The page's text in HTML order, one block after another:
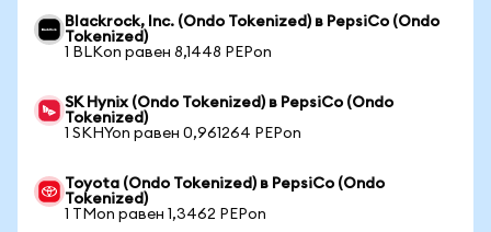
Blackrock, Inc. (Ondo Tokenized) в PepsiCo (Ondo
Tokenized)
1 BLKon равен 8,1448 PEPon
SK Hynix (Ondo Tokenized) в PepsiCo (Ondo
Tokenized)
1 SKHYon равен 0,961264 PEPon
Toyota (Ondo Tokenized) в PepsiCo (Ondo
Tokenized)
1 TMon равен 1,3462 PEPon